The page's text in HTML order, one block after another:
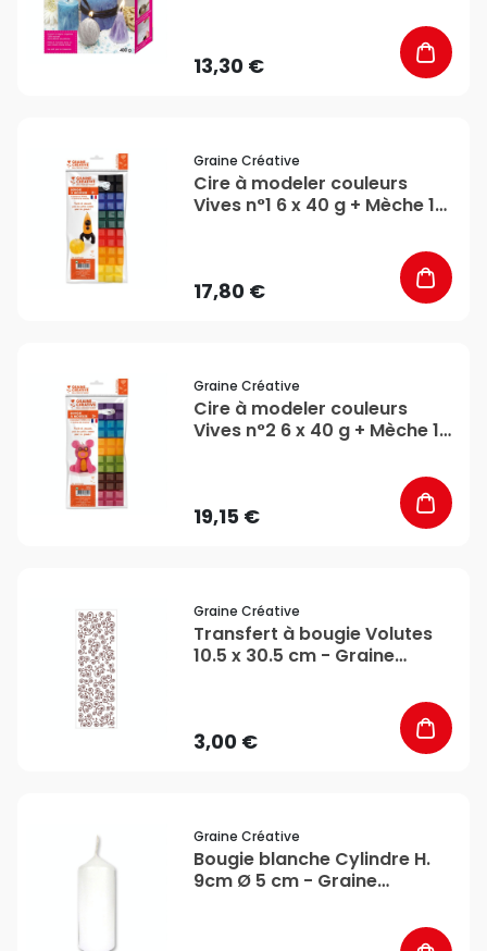
13,30 €
Graine Créative
Cire à modeler couleurs
Vives n°1 6 x 40 g + Mèche 1
17,80 €
Graine Créative
Cire à modeler couleurs
Vives n°2 6 x 40 g + Mèche 1
19,15 €
Graine Créative
Transfert à bougie Volutes
10.5 x 30.5 cm - Graine
3,00 €
Graine Créative
Bougie blanche Cylindre H.
9cm Ø 5 cm - Graine